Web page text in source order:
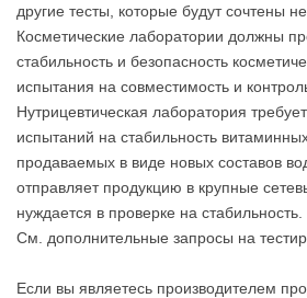
другие тесты, которые будут сочтены
Косметические лаборатории должны
стабильность и безопасность
испытания на совместимость и
Нутрицевтическая лаборатория
испытаний на стабильность
продаваемых в виде новых составов
отправляет продукцию в крупные
нуждается в проверке на стабильность.
См. дополнительные запросы на
Если вы являетесь производителем